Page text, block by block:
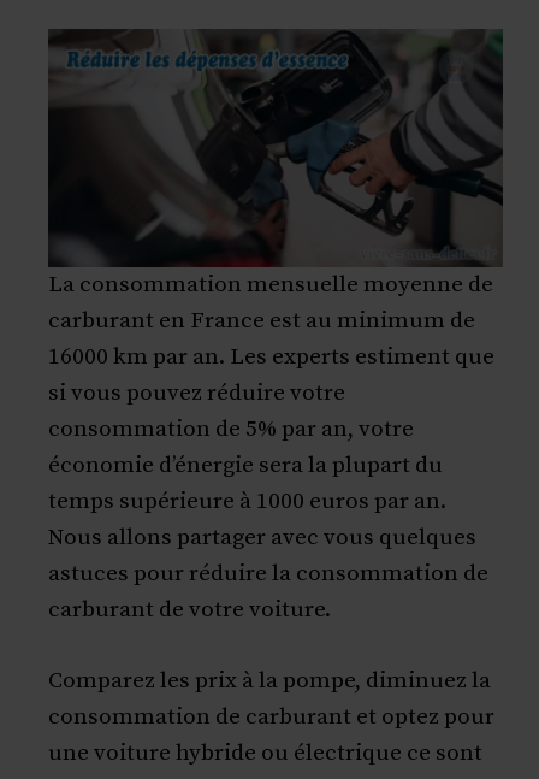
La consommation mensuelle moyenne de
carburant en France est au minimum de
16000 km par an. Les experts estiment que
si vous pouvez réduire votre
consommation de 5% par an, votre
économie d’énergie sera la plupart du
temps supérieure à 1000 euros par an.
Nous allons partager avec vous quelques
astuces pour réduire la consommation de
carburant de votre voiture.
Comparez les prix à la pompe, diminuez la
consommation de carburant et optez pour
une voiture hybride ou électrique ce sont